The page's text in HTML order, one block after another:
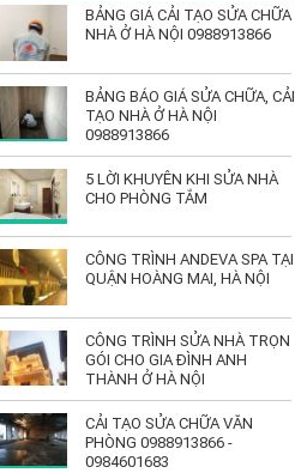
BẢNG GIÁ CẢI TẠO SỬA CHỮA
NHÀ Ở HÀ NỘI 0988913866
BẢNG BÁO GIÁ SỬA CHỮA, CẢI
TẠO NHÀ Ở HÀ NỘI
0988913866
5 LỜI KHUYÊN KHI SỬA NHÀ
CHO PHÒNG TẮM
CÔNG TRÌNH ANDEVA SPA TẠI
QUẬN HOÀNG MAI, HÀ NỘI
CÔNG TRÌNH SỬA NHÀ TRỌN
GÓI CHO GIA ĐÌNH ANH
THÀNH Ở HÀ NỘI
CẢI TẠO SỬA CHỮA VĂN
PHÒNG 0988913866 -
0984601683